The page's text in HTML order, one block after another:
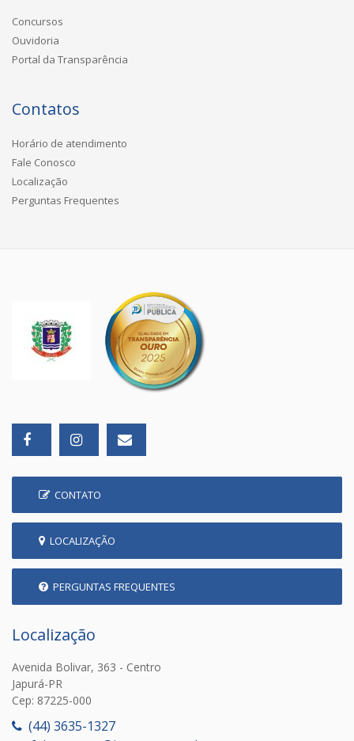
Concursos
Ouvidoria
Portal da Transparência
Contatos
Horário de atendimento
Fale Conosco
Localização
Perguntas Frequentes
CONTATO
LOCALIZAÇÃO
PERGUNTAS FREQUENTES
Localização
Avenida Bolivar, 363 - Centro
Japurá-PR
Cep: 87225-000
(44) 3635-1327